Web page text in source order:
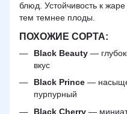
блюд. Устойчивость к
тем темнее плоды.
ПОХОЖИЕ СОРТА:
Black Beauty —
вкус
Black Prince —
пурпурный
Black Cherry —